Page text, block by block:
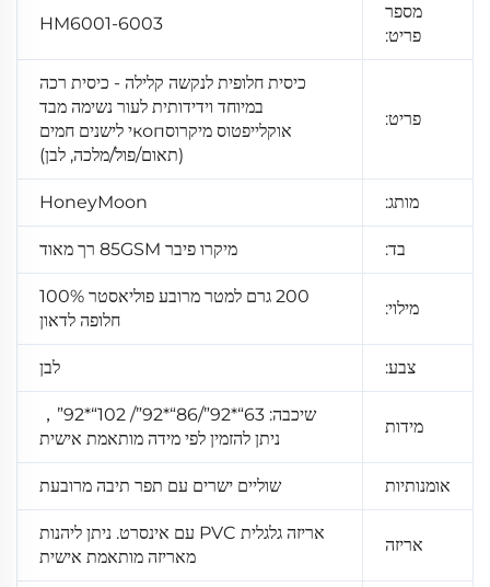
מספר
פריט:
HM6001-6003
פריט:
כיסית חלופית לנקשה קלילה - כיסית רכה
במיוחד וידידותית לעור נשימה מבד
אוקלייפטוס מיקרוסкопי לישנים חמים
(תאום/פול/מלכה, לבן)
מותג: HoneyMoon
בד: מיקרו פיבר 85GSM רך מאוד
מילוי:
200 גרם למטר מרובע פוליאסטר 100%
חלופה לדאון
צבע: לבן
מידות
שיכבה: 63“*92”/86“*92”/ 102“*92”，
ניתן להזמין לפי מידה מותאמת אישית
אומנותיות שוליים ישרים עם תפר תיבה מרובעת
אריזה
אריזה גלגלית PVC עם אינסרט. ניתן ליהנות
מאריזה מותאמת אישית